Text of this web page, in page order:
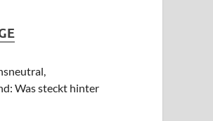
Was steckt hinter